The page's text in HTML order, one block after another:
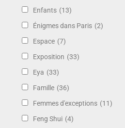
Enfants (13)
Énigmes dans Paris (2)
Espace (7)
Exposition (33)
Eya (33)
Famille (36)
Femmes d'exceptions (11)
Feng Shui (4)